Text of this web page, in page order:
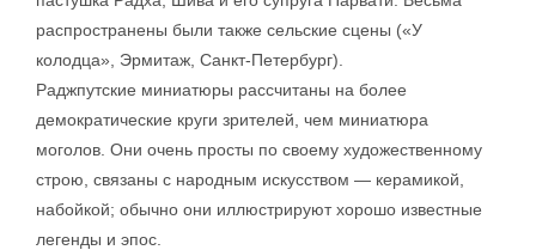
распространены были также сельские сцены («У
колодца», Эрмитаж, Санкт-Петербург).
Раджпутские миниатюры рассчитаны на более
демократические круги зрителей, чем миниатюра
моголов. Они очень просты по своему художественному
строю, связаны с народным искусством — керамикой,
набойкой; обычно они иллюстрируют хорошо известные
легенды и эпос.